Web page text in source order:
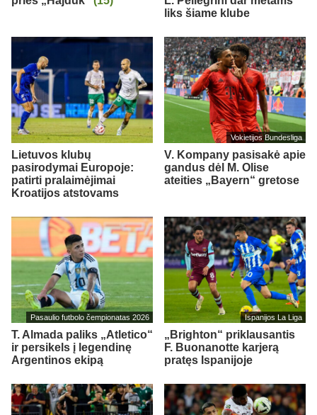
liks šiame klube
Lietuvos klubų
pasirodymai Europoje:
patirti pralaimėjimai
Kroatijos atstovams
Vokietijos Bundesliga
V. Kompany pasisakė apie
gandus dėl M. Olise
ateities „Bayern“ gretose
Pasaulio futbolo čempionatas 2026
T. Almada paliks „Atletico“
ir persikels į legendinę
Argentinos ekipą
Ispanijos La Liga
„Brighton“ priklausantis
F. Buonanotte karjerą
pratęs Ispanijoje